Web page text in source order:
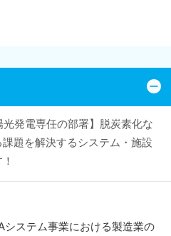
光発電専任の部署】脱炭素化な
題を解決するシステム・施設
システム事業における製造業の